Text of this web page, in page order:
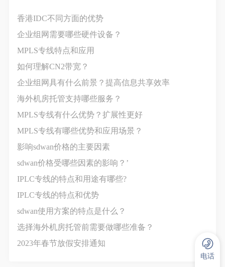
香港IDC不同方面的优势
企业组网需要哪些硬件设备？
MPLS专线特点和应用
如何理解CN2带宽？
企业组网具有什么前景？提高信息共享效率
海外机房托管支持哪些服务？
MPLS专线有什么优势？扩展性更好
MPLS专线有哪些优势和应用场景？
影响sdwan价格‍的主要因素
sdwan价格受哪些因素的影响？’
IPLC专线的特点和用途有哪些?
IPLC专线的特点和优势
sdwan使用方案的特点是什么？
选择海外机房托管前需要做哪些准备？
2023年春节放假安排通知
电话